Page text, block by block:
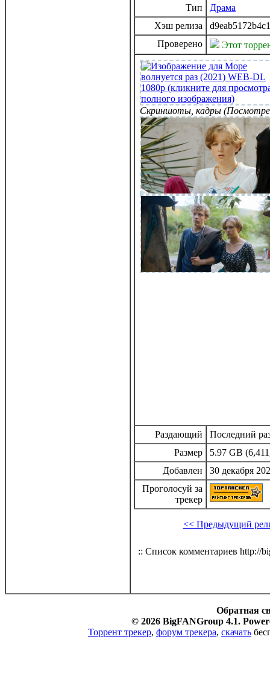
Тип
Драма
Хэш релиза
Проверено
Этот
Скриншоты, кадры
Раздающий
Последний
Размер
5.97 GB
Добавлен
30 декабря
Проголосуй за
трекер
<< Предыдущий
:: Список комментариев http://
Обратная
© 2026 BigFANGroup 4.1.
Торрент трекер, форум трекера, скачать